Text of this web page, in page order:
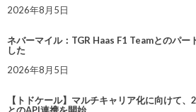
2026年8月5日
ネバーマイル：TGR Haas F1 Teamとのパー
した
2026年8月5日
【トドケール】マルチキャリア化に向けて